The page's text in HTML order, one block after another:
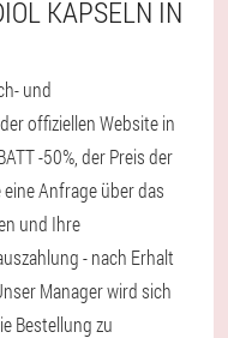
KAPSELN IN
und
offiziellen Website in
-50%, der Preis der
Anfrage über das
und Ihre
- nach Erhalt
Manager wird sich
Bestellung zu